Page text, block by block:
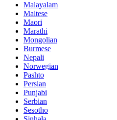
Malayalam
Maltese
Maori
Marathi
Mongolian
Burmese
Nepali
Norwegian
Pashto
Persian
Punjabi
Serbian
Sesotho